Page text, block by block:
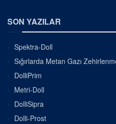
SON YAZILAR
Spektra-Doll
Sığırlarda Metan Gazı
DolliPrim
Metri-Doll
DolliSipra
Dolli-Prost